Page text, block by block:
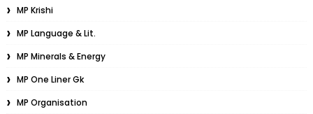
MP Krishi
MP Language & Lit.
MP Minerals & Energy
MP One Liner Gk
MP Organisation